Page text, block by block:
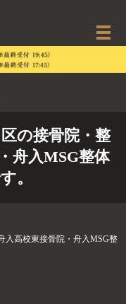
の接骨院・整
舟入MSG整体
。
入高校東接骨院・舟入MSG整